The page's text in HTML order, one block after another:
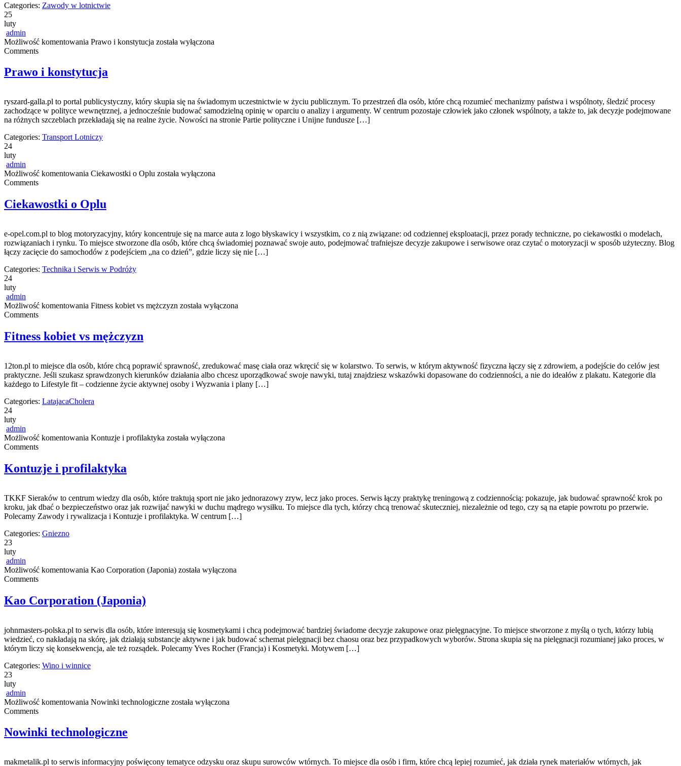
Categories: Zawody w lotnictwie
25
luty
admin
Możliwość komentowania Prawo i konstytucja została wyłączona
Comments
Prawo i konstytucja
ryszard-galla.pl to portal publicystyczny, który skupia się na świadomym uczestnictwie w życiu publicznym. To przestrzeń dla osób, które chcą rozumieć mechanizmy państwa i wspólnoty, śledzić procesy
zachodzące w polityce wewnętrznej, a jednocześnie budować samodzielną opinię w oparciu o analizy i argumenty. W centrum pozostaje człowiek jako członek wspólnoty, a także to, jak decyzje podejmowane
na różnych szczeblach przekładają się na realne życie. Nowości na stronie Partie polityczne i Unijne fundusze […]
Categories: Transport Lotniczy
24
luty
admin
Możliwość komentowania Ciekawostki o Oplu została wyłączona
Comments
Ciekawostki o Oplu
e-opel.com.pl to blog motoryzacyjny, który koncentruje się na marce auta z logo błyskawicy i wszystkim, co z nią związane: od codziennej eksploatacji, przez porady techniczne, po ciekawostki o modelach,
rozwiązaniach i rynku. To miejsce stworzone dla osób, które chcą świadomiej poznawać swoje auto, podejmować trafniejsze decyzje zakupowe i serwisowe oraz czytać o motoryzacji w sposób użyteczny. Blog
łączy zacięcie do samochodów z podejściem „na co dzień”, gdzie liczy się nie […]
Categories: Technika i Serwis w Podróży
24
luty
admin
Możliwość komentowania Fitness kobiet vs mężczyzn została wyłączona
Comments
Fitness kobiet vs mężczyzn
12ton.pl to miejsce dla osób, które chcą poprawić sprawność, zredukować masę ciała oraz wkręcić się w kolarstwo. To serwis, w którym aktywność fizyczna łączy się z zdrowiem, a podejście do celów jest
praktyczne. Jeśli szukasz sprawdzonych kierunków działania albo chcesz uporządkować swoje nawyki, tutaj znajdziesz wskazówki dopasowane do codzienności, a nie do ideałów z plakatu. Kategorie dla
każdego to Lifestyle fit – codzienne życie aktywnej osoby i Wyzwania i plany […]
Categories: LatajacaCholera
24
luty
admin
Możliwość komentowania Kontuzje i profilaktyka została wyłączona
Comments
Kontuzje i profilaktyka
TKKF Sieraków to centrum wiedzy dla osób, które traktują sport nie jako jednorazowy zryw, lecz jako proces. Serwis łączy praktykę treningową z codziennością: pokazuje, jak budować sprawność krok po
kroku, jak dbać o bezpieczeństwo oraz jak rozwijać nawyki w duchu mądrego wysiłku. To miejsce dla tych, którzy chcą trenować skuteczniej, niezależnie od tego, czy są na etapie powrotu po przerwie.
Polecamy Zawody i rywalizacja i Kontuzje i profilaktyka. W centrum […]
Categories: Gniezno
23
luty
admin
Możliwość komentowania Kao Corporation (Japonia) została wyłączona
Comments
Kao Corporation (Japonia)
johnmasters-polska.pl to serwis dla osób, które interesują się kosmetykami i chcą podejmować bardziej świadome decyzje zakupowe oraz pielęgnacyjne. To miejsce stworzone z myślą o tych, którzy lubią
wiedzieć, co nakładają na skórę, jak działają substancje aktywne i jak budować schemat pielęgnacji bez chaosu oraz bez przypadkowych wyborów. Strona skupia się na pielęgnacji rozumianej jako proces, w
którym liczy się konsekwencja, ale też rozsądek. Polecamy Yves Rocher (Francja) i Kosmetyki. Motywem […]
Categories: Wino i winnice
23
luty
admin
Możliwość komentowania Nowinki technologiczne została wyłączona
Comments
Nowinki technologiczne
makmetalik.pl to serwis informacyjny poświęcony tematyce odzysku oraz skupu surowców wtórnych. To miejsce dla osób i firm, które chcą lepiej rozumieć, jak działa rynek materiałów wtórnych, jak